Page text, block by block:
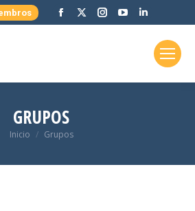
Facebook
newnew
Instagram
new
YouTube
opens
new
opens
in
new
GRUPOS
Estás aquí:
Inicio Grupos